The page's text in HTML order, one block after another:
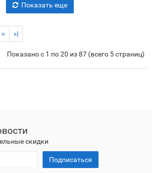
Показать еще
> >|
Показано с 1 по 20 из 87 (всего 5 страниц)
скидки
Подписаться